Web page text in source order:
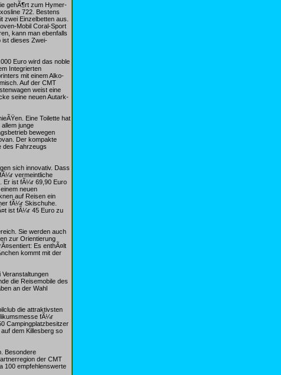
gehÃ¶rt zum Hymer-
722. Bestens
Einzelbetten aus.
Mobil Coral-Sport
kann man ebenfalls
ist dieses Zwei-
Euro wird das noble
Integrierten
mit einem Alko-
Auf der CMT
weist eine
seine neuen Autark-
Eine Toilette hat
junge
bewegen
Der kompakte
des Fahrzeugs
sich innovativ. Dass
vermeintliche
Er ist fÃ¼r 69,90 Euro
neuen
auf Reisen ein
fÃ¼r Skischuhe.
ist fÃ¼r 45 Euro zu
Sie werden auch
zur Orientierung
Es enthÃ¤lt
kommt mit der
die Reisemobile des
an der Wahl
die attraktivsten
fÃ¼r
Campingplatzbesitzer
dem Killesberg so
Besondere
der CMT
100 empfehlenswerte